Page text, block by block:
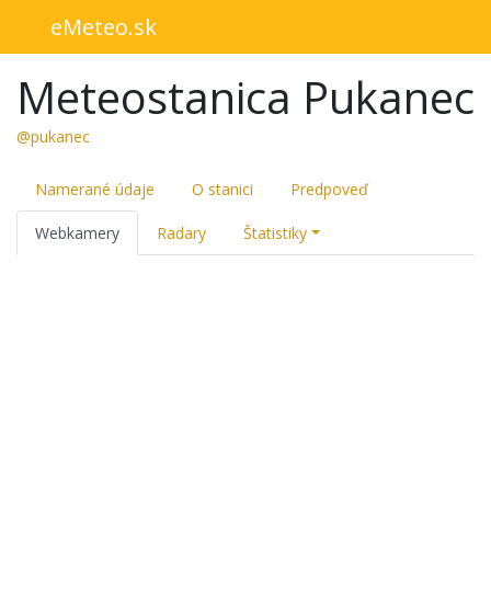
eMeteo.sk
Meteostanica Pukanec
@pukanec
Namerané údaje O stanici Predpoveď
Webkamery Radary Štatistiky